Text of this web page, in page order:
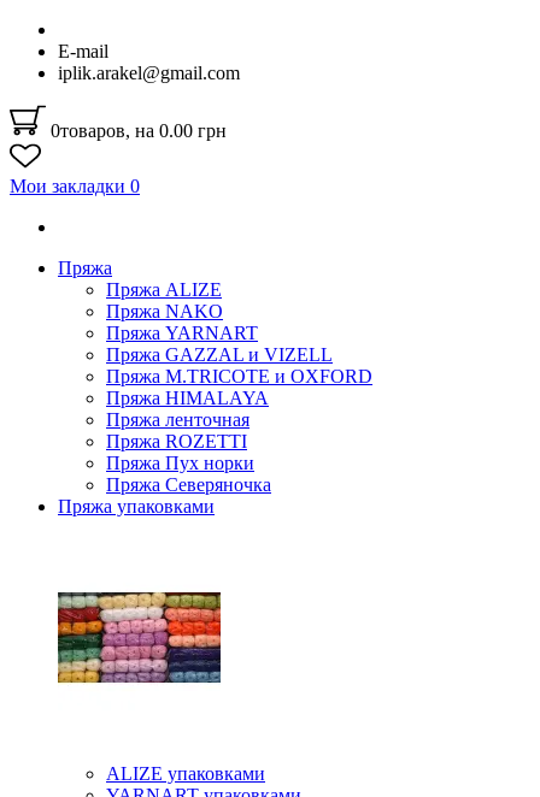
E-mail
iplik.arakel@gmail.com
0товаров, на 0.00 грн
Мои закладки 0
Пряжа
Пряжа ALIZE
Пряжа NAKO
Пряжа YARNART
Пряжа GAZZAL и VIZELL
Пряжа M.TRICOTE и OXFORD
Пряжа HIMALAYA
Пряжа ленточная
Пряжа ROZETTI
Пряжа Пух норки
Пряжа Северяночка
Пряжа упаковками
ALIZE упаковками